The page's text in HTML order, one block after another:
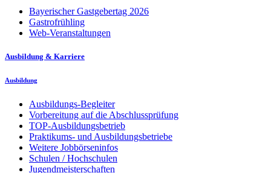
Bayerischer Gastgebertag 2026
Gastrofrühling
Web-Veranstaltungen
Ausbildung & Karriere
Ausbildung
Ausbildungs-Begleiter
Vorbereitung auf die Abschlussprüfung
TOP-Ausbildungsbetrieb
Praktikums- und Ausbildungsbetriebe
Weitere Jobbörseninfos
Schulen / Hochschulen
Jugendmeisterschaften